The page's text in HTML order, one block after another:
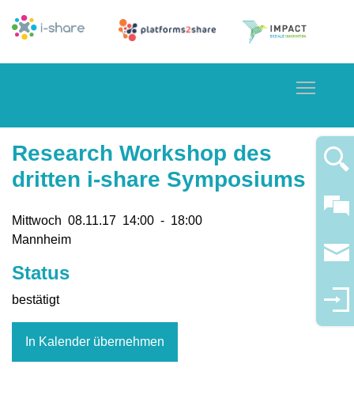
Research Workshop des
dritten i-share Symposiums
Mittwoch 08.11.17 14:00 - 18:00
Mannheim
Status
bestätigt
In Kalender übernehmen